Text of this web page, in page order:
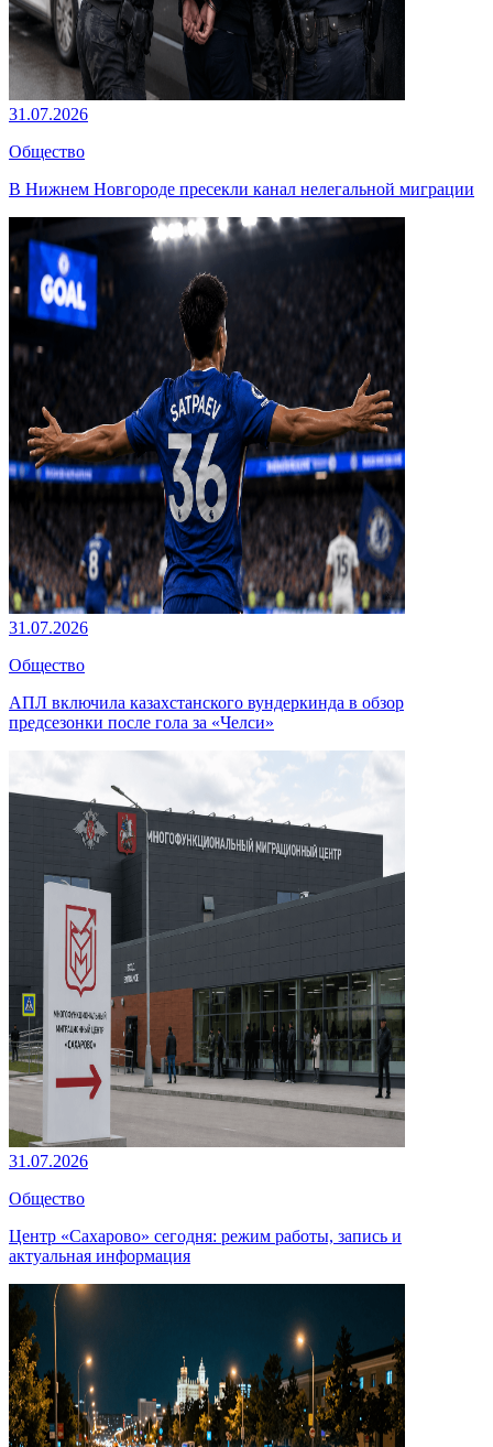
31.07.2026
Общество
В Нижнем Новгороде пресекли канал нелегальной миграции
31.07.2026
Общество
АПЛ включила казахстанского вундеркинда в обзор
предсезонки после гола за «Челси»
31.07.2026
Общество
Центр «Сахарово» сегодня: режим работы, запись и
актуальная информация